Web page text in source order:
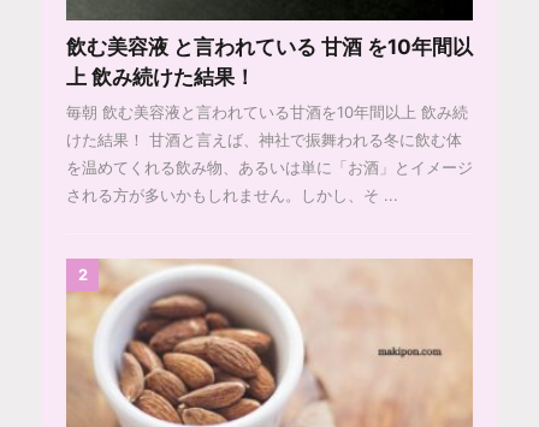
飲む美容液 と言われている 甘酒 を10年間以
上 飲み続けた結果！
毎朝 飲む美容液と言われている甘酒を10年間以上 飲み続
けた結果！ 甘酒と言えば、神社で振舞われる冬に飲む体
を温めてくれる飲み物、あるいは単に「お酒」とイメージ
される方が多いかもしれません。しかし、そ ...
2